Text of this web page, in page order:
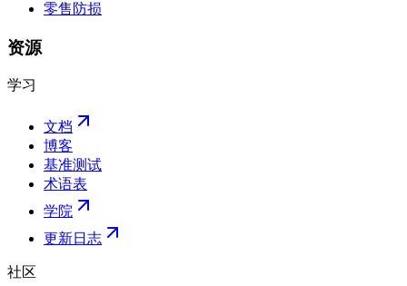
零售防损
资源
学习
文档
博客
基准测试
术语表
学院
更新日志
社区